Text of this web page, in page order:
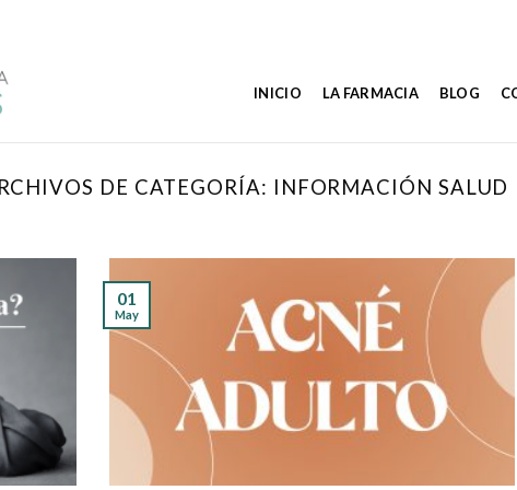
INICIO LA FARMACIA BLOG
DE CATEGORÍA: INFORMACIÓN SALUD
01
May